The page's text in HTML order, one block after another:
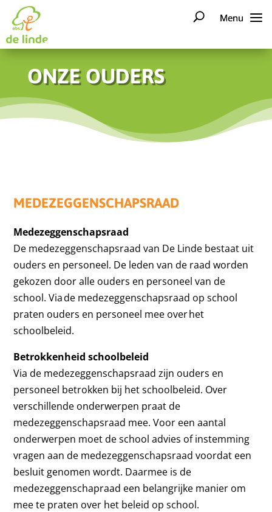
ONZE OUDERS
MEDEZEGGENSCHAPSRAAD
Medezeggenschapsraad
De medezeggenschapsraad van De Linde bestaat uit
ouders en personeel. De leden van de raad worden
gekozen door alle ouders en personeel van de
school. Via de medezeggenschapsraad op school
praten ouders en personeel mee over het
schoolbeleid.
Betrokkenheid schoolbeleid
Via de medezeggenschapsraad zijn ouders en
personeel betrokken bij het schoolbeleid. Over
verschillende onderwerpen praat de
medezeggenschapsraad mee. Voor een aantal
onderwerpen moet de school advies of instemming
vragen aan de medezeggenschapsraad voordat een
besluit genomen wordt. Daarmee is de
medezeggenschapraad een belangrijke manier om
mee te praten over het beleid op school.